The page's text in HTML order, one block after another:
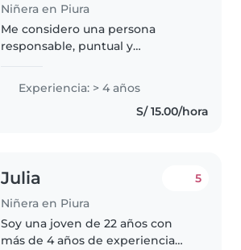
Niñera en Piura
Me considero una persona
responsable, puntual y
ayudar en tareas del hogar
relacionadas con los niños, como
la preparación de comidas, el
Experiencia: > 4 años
S/ 15.00/hora
Julia
Niñera en Piura
5
Soy una joven de 22 años con
más de 4 años de experiencia